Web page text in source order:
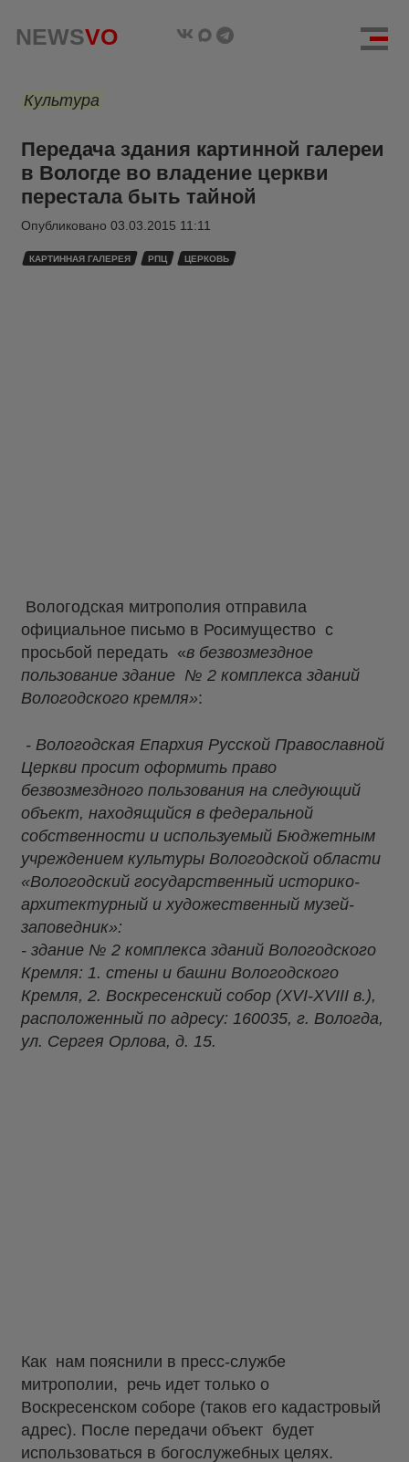
NEWSVO
Культура
Передача здания картинной галереи
в Вологде во владение церкви
перестала быть тайной
Опубликовано 03.03.2015 11:11
КАРТИННАЯ ГАЛЕРЕЯ РПЦ ЦЕРКОВЬ
Вологодская митрополия отправила
официальное письмо в Росимущество с
просьбой передать «в безвозмездное
пользование здание № 2 комплекса зданий
Вологодского кремля»:
- Вологодская Епархия Русской Православной
Церкви просит оформить право
безвозмездного пользования на следующий
объект, находящийся в федеральной
собственности и используемый Бюджетным
учреждением культуры Вологодской области
«Вологодский государственный историко-
архитектурный и художественный музей-
заповедник»:
- здание № 2 комплекса зданий Вологодского
Кремля: 1. стены и башни Вологодского
Кремля, 2. Воскресенский собор (XVI-XVIII в.),
расположенный по адресу: 160035, г. Вологда,
ул. Сергея Орлова, д. 15.
Как нам пояснили в пресс-службе
митрополии, речь идет только о
Воскресенском соборе (таков его кадастровый
адрес). После передачи объект будет
использоваться в богослужебных целях.